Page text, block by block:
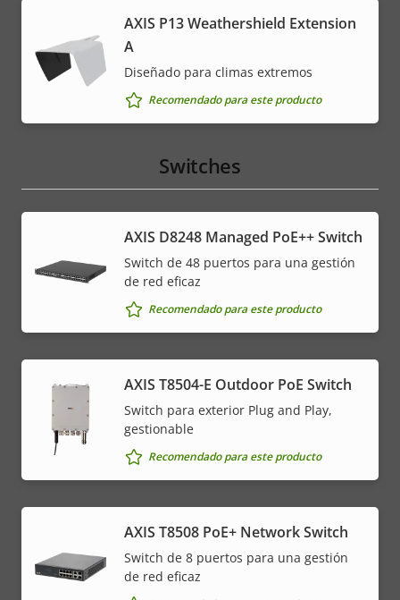
AXIS P13 Weathershield Extension
A
Diseñado para climas extremos
Recomendado para este producto
Switches
AXIS D8248 Managed PoE++ Switch
Switch de 48 puertos para una gestión
de red eficaz
Recomendado para este producto
AXIS T8504-E Outdoor PoE Switch
Switch para exterior Plug and Play,
gestionable
Recomendado para este producto
AXIS T8508 PoE+ Network Switch
Switch de 8 puertos para una gestión
de red eficaz